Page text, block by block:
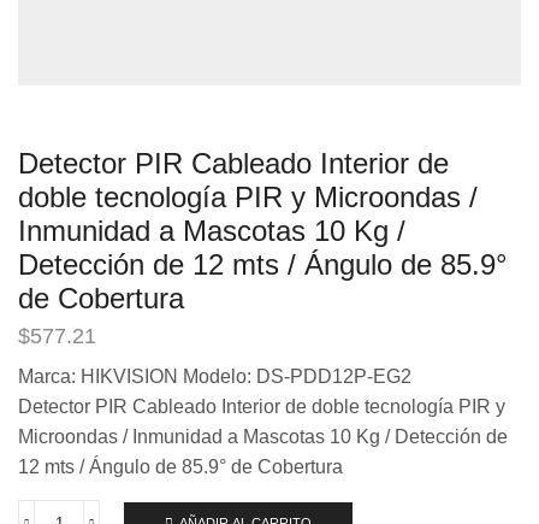
Detector PIR Cableado Interior de
doble tecnología PIR y Microondas /
Inmunidad a Mascotas 10 Kg /
Detección de 12 mts / Ángulo de 85.9°
de Cobertura
$577.21
Marca: HIKVISION Modelo: DS-PDD12P-EG2
Detector PIR Cableado Interior de doble tecnología PIR y
Microondas / Inmunidad a Mascotas 10 Kg / Detección de
12 mts / Ángulo de 85.9° de Cobertura